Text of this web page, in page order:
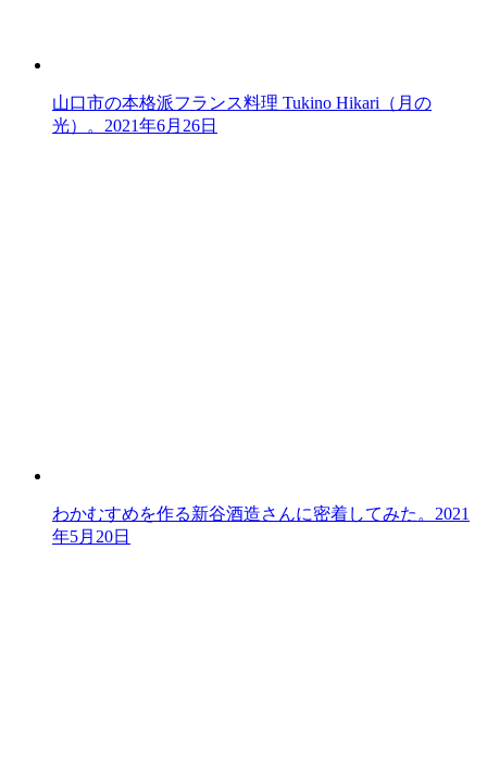
山口市の本格派フランス料理 Tukino Hikari（月の
光）。 2021年6月26日
わかむすめを作る新谷酒造さんに密着してみた。 2021
年5月20日